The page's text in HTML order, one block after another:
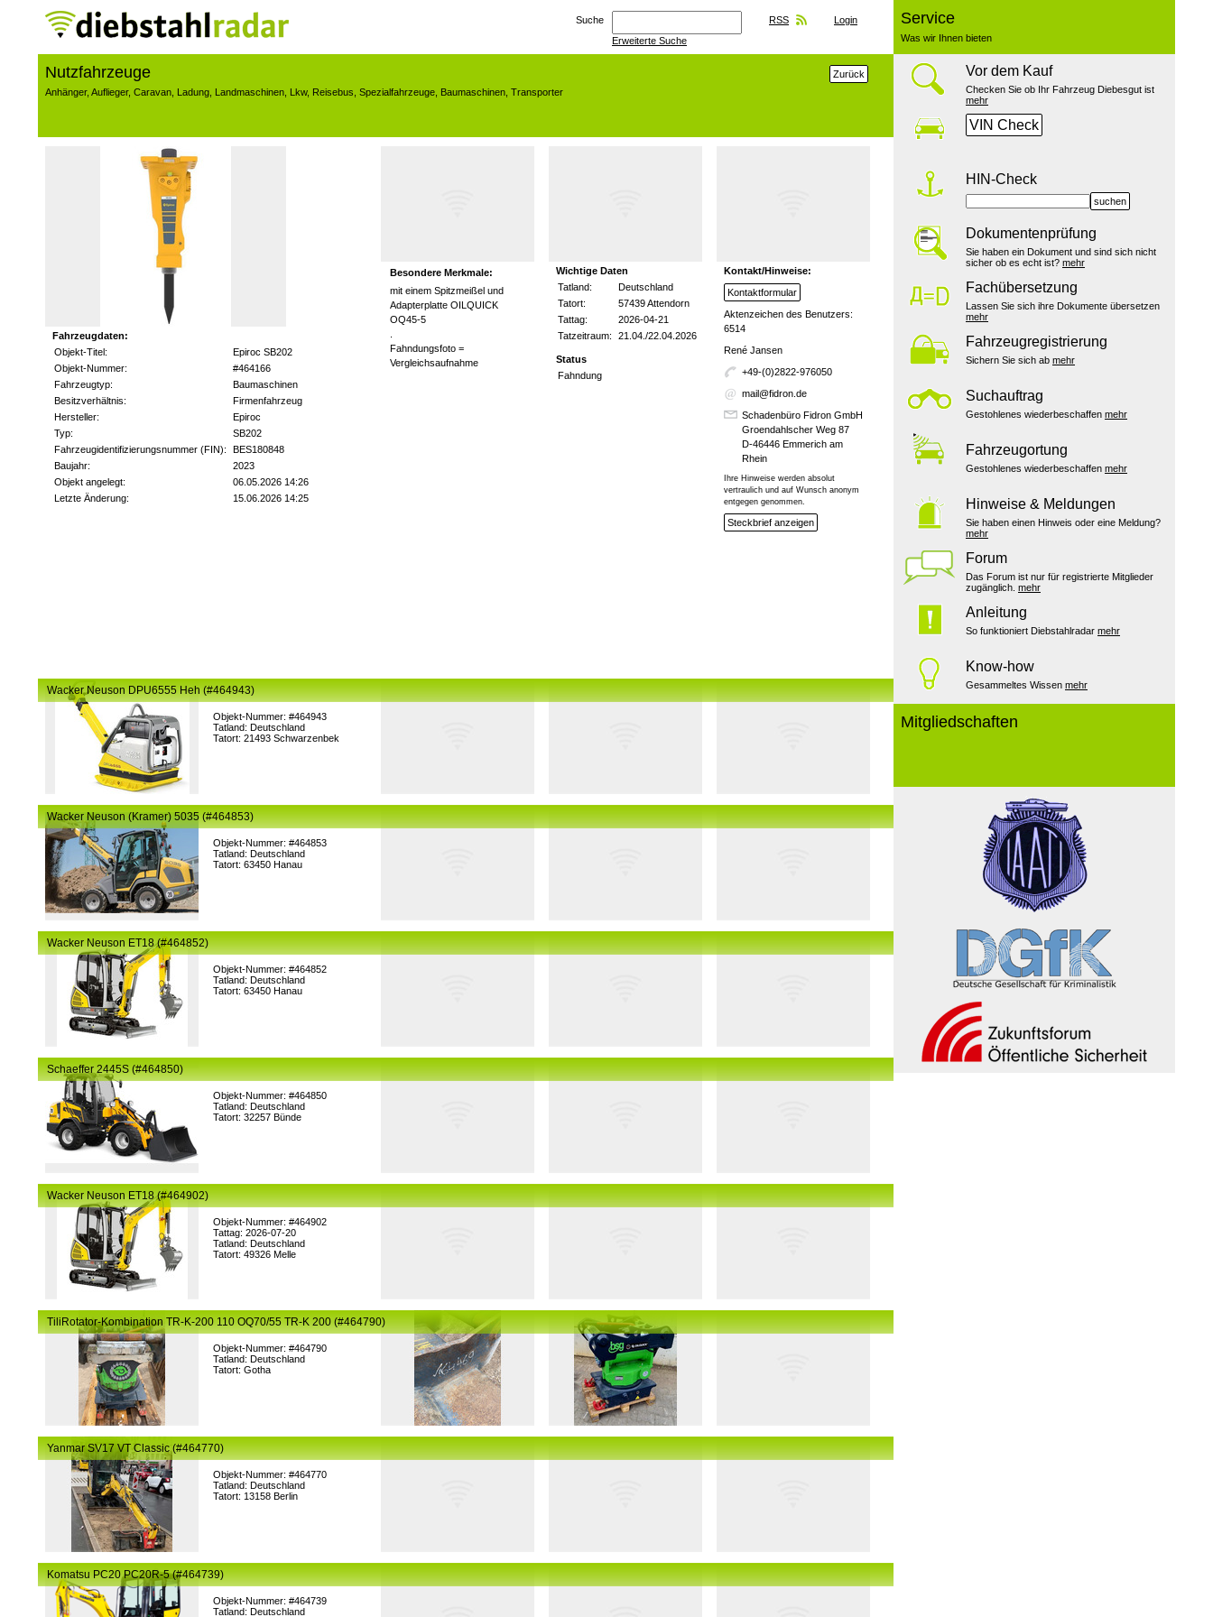
Service
Was wir Ihnen bieten
Vor dem Kauf
Checken Sie ob Ihr Fahrzeug Diebesgut ist
mehr
VIN Check
HIN-Check
suchen
Dokumentenprüfung
Sie haben ein Dokument und sind sich nicht
sicher ob es echt ist? mehr
Fachübersetzung
Lassen Sie sich ihre Dokumente übersetzen
mehr
Fahrzeugregistrierung
Sichern Sie sich ab mehr
Suchauftrag
Gestohlenes wiederbeschaffen mehr
Fahrzeugortung
Gestohlenes wiederbeschaffen mehr
Hinweise & Meldungen
Sie haben einen Hinweis oder eine Meldung?
mehr
Forum
Das Forum ist nur für registrierte Mitglieder
zugänglich. mehr
Anleitung
So funktioniert Diebstahlradar mehr
Know-how
Gesammeltes Wissen mehr
Mitgliedschaften
Suche
Erweiterte Suche
RSS Login
Nutzfahrzeuge
Zurück
Anhänger, Auflieger, Caravan Ladung Landmaschinen Lkw, Reisebus Spezialfahrzeuge Baumaschinen Transporter
Fahrzeugdaten:
Objekt-Titel:
Epiroc SB202
Objekt-Nummer:
#464166
Fahrzeugtyp:
Baumaschinen
Besitzverhältnis:
Firmenfahrzeug
Hersteller:
Epiroc
Typ:
SB202
Fahrzeugidentifizierungsnummer (FIN):
BES180848
Baujahr:
2023
Objekt angelegt:
06.05.2026 14:26
Letzte Änderung:
15.06.2026 14:25
Besondere Merkmale:
mit einem Spitzmeißel und
Adapterplatte OILQUICK
OQ45-5
Fahndungsfoto =
Vergleichsaufnahme
Wichtige Daten
Tatland:
Deutschland
Tatort:
57439 Attendorn
Tattag:
2026-04-21
Tatzeitraum:
21.04./22.04.2026
Status
Fahndung
Kontakt/Hinweise:
Kontaktformular
Aktenzeichen des Benutzers:
6514
René Jansen
+49-(0)2822-976050
mail@fidron.de
Schadenbüro Fidron GmbH
Groendahlscher Weg 87
D-46446 Emmerich am
Rhein
Ihre Hinweise werden absolut
vertraulich und auf Wunsch anonym
entgegen genommen.
Steckbrief anzeigen
Objekt-Nummer: #464943
Tatland: Deutschland
Tatort: 21493 Schwarzenbek
Wacker Neuson DPU6555 Heh (#464943)
Objekt-Nummer: #464853
Tatland: Deutschland
Tatort: 63450 Hanau
Wacker Neuson (Kramer) 5035 (#464853)
Objekt-Nummer: #464852
Tatland: Deutschland
Tatort: 63450 Hanau
Wacker Neuson ET18 (#464852)
Objekt-Nummer: #464850
Tatland: Deutschland
Tatort: 32257 Bünde
Schaeffer 2445S (#464850)
Objekt-Nummer: #464902
Tattag: 2026-07-20
Tatland: Deutschland
Tatort: 49326 Melle
Wacker Neuson ET18 (#464902)
Objekt-Nummer: #464790
Tatland: Deutschland
Tatort: Gotha
TiliRotator-Kombination TR-K-200 110 OQ70/55 TR-K 200 (#464790)
Objekt-Nummer: #464770
Tatland: Deutschland
Tatort: 13158 Berlin
Yanmar SV17 VT Classic (#464770)
Objekt-Nummer: #464739
Tatland: Deutschland
Komatsu PC20 PC20R-5 (#464739)